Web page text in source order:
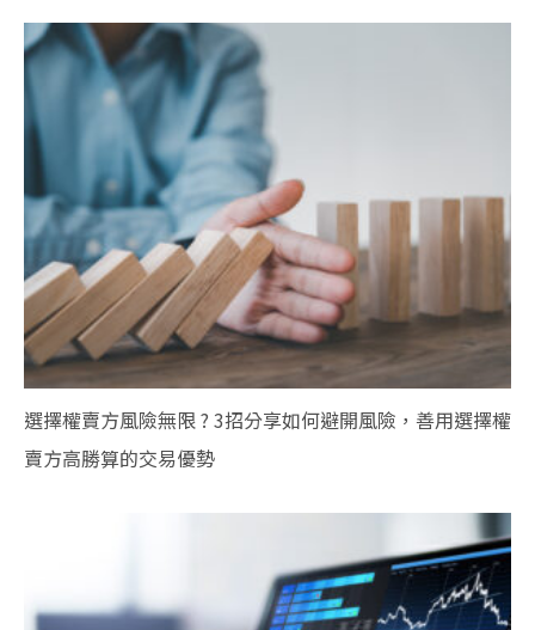
選擇權賣方風險無限 ? 3招分享如何避開風險，善用選擇權
賣方高勝算的交易優勢